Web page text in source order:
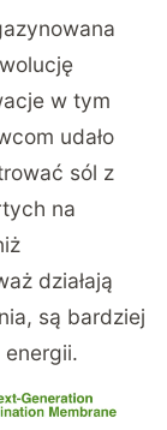
w tym
udało
sól z
na
działają
są bardziej